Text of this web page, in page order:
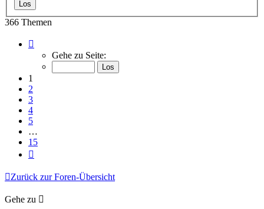
366 Themen
von
Gehe zu Seite:
1
2
3
4
5
…
15
Zurück zur Foren-Übersicht
Gehe zu